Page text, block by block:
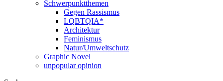
Schwerpunktthemen
Gegen Rassismus
LQBTQIA*
Architektur
Feminismus
Natur/Umweltschutz
Graphic Novel
unpopular opinion